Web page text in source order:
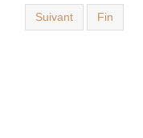
Suivant Fin